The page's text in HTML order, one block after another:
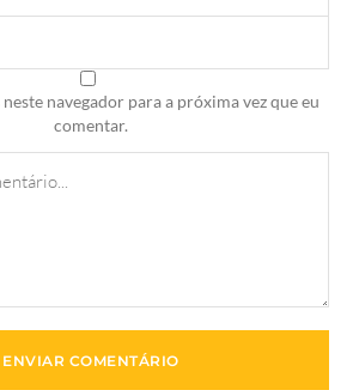
navegador para a próxima vez que eu
comentar.